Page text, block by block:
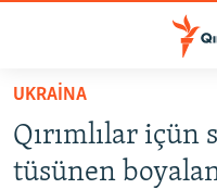
Esas
qaytmaq
Baş
HABERLER
SİYASET
UKRAİNA
Qırımlılar içün
tüsünen